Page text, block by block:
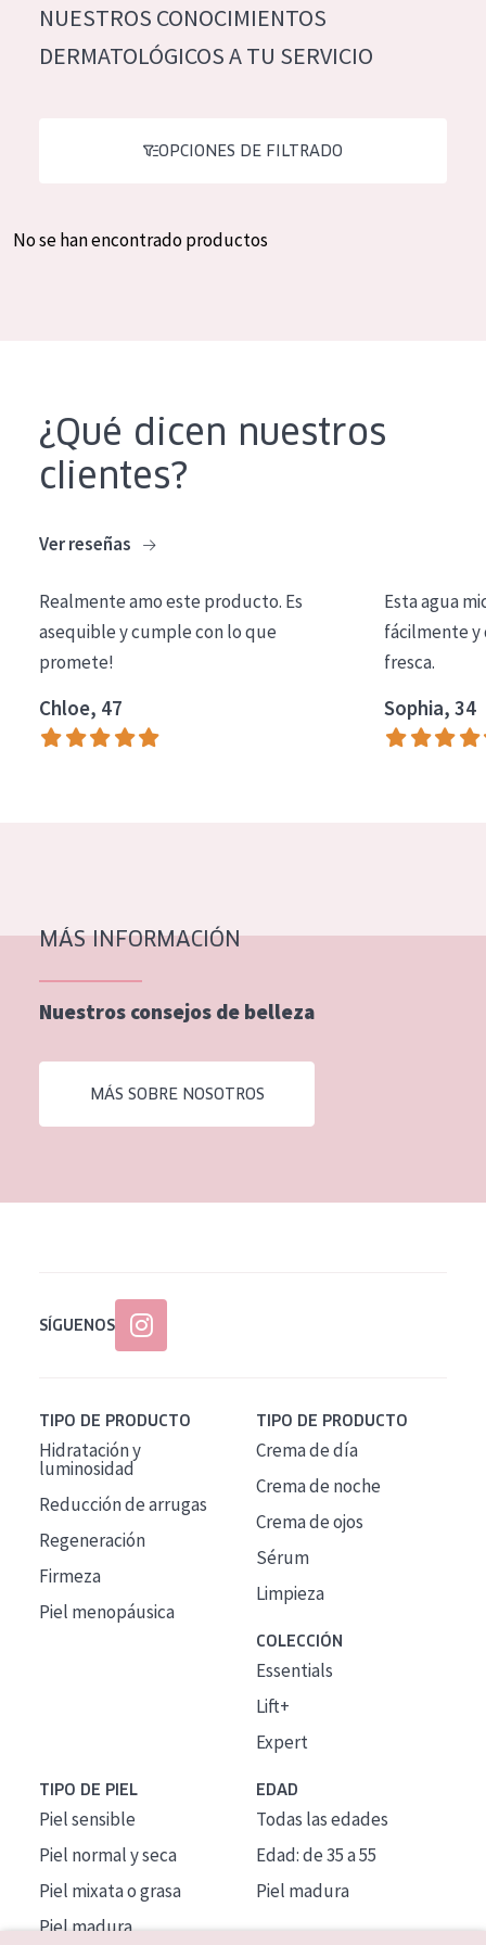
Hidratación y luminosidad
Reducción de arrugas
TIPO DE PRODUCTO
Limpieza
Essentials
Lift+
Expert
Piel sensible
Piel menopáusica
Edad: de 35 a 55
Piel madura
German
Spanish
NUESTROS CONOCIMIENTOS
DERMATOLÓGICOS A TU SERVICIO
OPCIONES DE FILTRADO
No se han encontrado productos
¿Qué dicen nuestros
clientes?
Ver reseñas
Realmente amo este producto. Es
asequible y cumple con lo que
promete!
Chloe, 47
Esta agua
fácilmente y
fresca.
Sophia, 34
MÁS INFORMACIÓN
Nuestros consejos de belleza
MÁS SOBRE NOSOTROS
SÍGUENOS
TIPO DE PRODUCTO
Hidratación y
luminosidad
Reducción de arrugas
Regeneración
Firmeza
Piel menopáusica
TIPO DE PRODUCTO
Crema de día
Crema de noche
Crema de ojos
Sérum
Limpieza
COLECCIÓN
Essentials
Lift+
Expert
TIPO DE PIEL
Piel sensible
Piel normal y seca
Piel mixata o grasa
Piel madura
EDAD
Todas las edades
Edad: de 35 a 55
Piel madura